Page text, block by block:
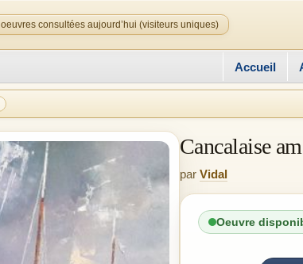
oeuvres consultées aujourd’hui (visiteurs uniques)
Accueil
Cancalaise
par Vidal
Oeuvre